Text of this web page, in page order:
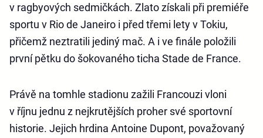
v ragbyových sedmičkách. Zlato získali při premiéře
sportu v Rio de Janeiro i před třemi lety v Tokiu,
přičemž neztratili jediný mač. A i ve finále položili
první pětku do šokovaného ticha Stade de France.
Právě na tomhle stadionu zažili Francouzi vloni
v říjnu jednu z nejkrutějších proher své sportovní
historie. Jejich hrdina Antoine Dupont, považovaný